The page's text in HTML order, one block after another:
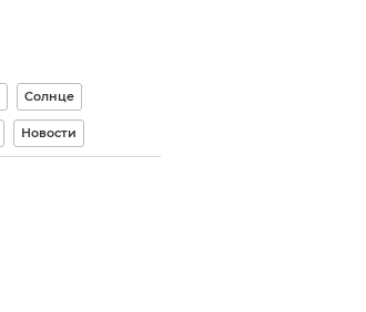
Солнце
Новости